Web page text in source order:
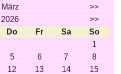
März
>>
2026
>>
Do Fr Sa
So
1
5 6 7
8
12 13 14
15